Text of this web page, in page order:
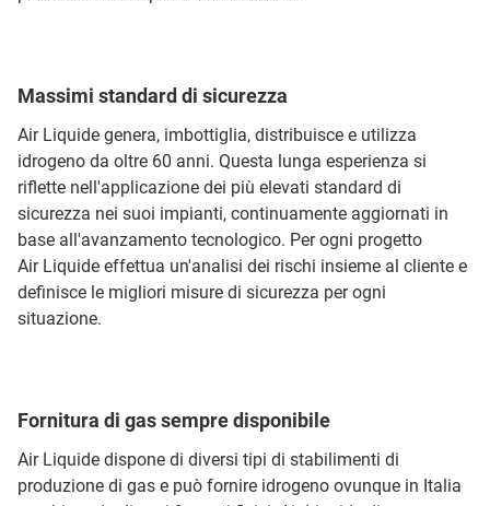
Massimi standard di sicurezza
Air Liquide genera, imbottiglia, distribuisce e utilizza
idrogeno da oltre 60 anni. Questa lunga esperienza si
riflette nell'applicazione dei più elevati standard di
sicurezza nei suoi impianti, continuamente aggiornati in
base all'avanzamento tecnologico. Per ogni progetto
Air Liquide effettua un'analisi dei rischi insieme al cliente e
definisce le migliori misure di sicurezza per ogni
situazione.
Fornitura di gas sempre disponibile
Air Liquide dispone di diversi tipi di stabilimenti di
produzione di gas e può fornire idrogeno ovunque in Italia